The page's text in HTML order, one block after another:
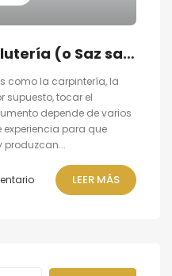
Artesanía persa: la lutería (o Saz sazi.)
como la carpintería, la
supuesto, tocar el
depende de varios
experiencia para que
produzcan...
LEER MÁS